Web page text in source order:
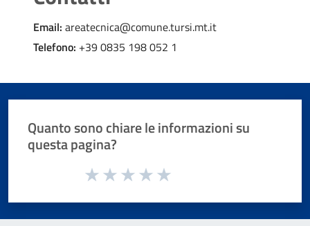
Email: areatecnica@comune.tursi.mt.it
Telefono: +39 0835 198 052 1
Quanto sono chiare le informazioni su
questa pagina?
Valuta da 1 a 5 stelle la pagina